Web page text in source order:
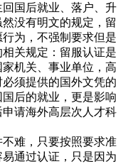
国后就业、落户、升
没有明文的规定，留
为，不强制要求但是
关规定：留服认证是
机关、事业单位，高
须提供的国外文凭的
后的就业，更是影响
请海外高层次人才科
难，只要按照要求准
通过认证，只是因为